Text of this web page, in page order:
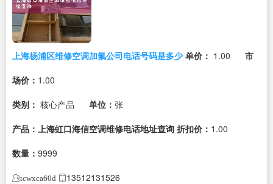
上海杨浦区维修空调加氟公司电话号码是多少 单价： 1.00
市
场价： 1.00
类别： 核心产品 单位： 张
产品：上海虹口海信空调维修电话地址查询 折扣价： 1.00
数量： 9999
tcwxca60d 13512131526